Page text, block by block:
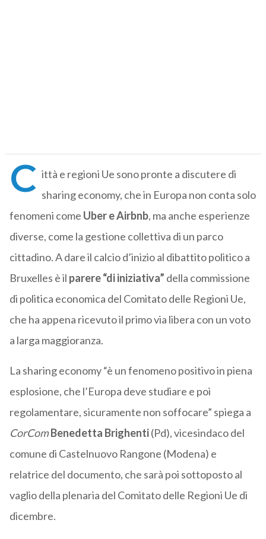
C ittà e regioni Ue sono pronte a discutere di
sharing economy, che in Europa non conta solo
fenomeni come Uber e Airbnb, ma anche esperienze
diverse, come la gestione collettiva di un parco
cittadino. A dare il calcio d’inizio al dibattito politico a
Bruxelles è il parere “di iniziativa” della commissione
di politica economica del Comitato delle Regioni Ue,
che ha appena ricevuto il primo via libera con un voto
a larga maggioranza.
La sharing economy “è un fenomeno positivo in piena
esplosione, che l’Europa deve studiare e poi
regolamentare, sicuramente non soffocare” spiega a
CorComBenedetta Brighenti(Pd), vicesindaco del
comune di Castelnuovo Rangone (Modena) e
relatrice del documento, che sarà poi sottoposto al
vaglio della plenaria del Comitato delle Regioni Ue di
dicembre.